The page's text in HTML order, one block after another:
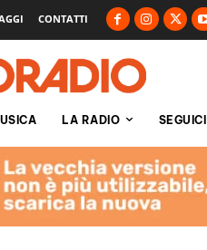
CONTATTI
LA RADIO SEGUICI